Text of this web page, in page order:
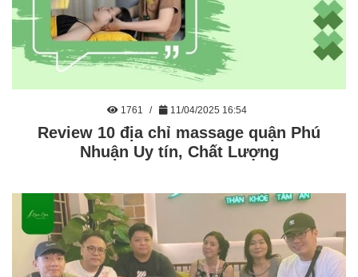
1761 11/04/2025 16:54
Review 10 địa chỉ massage quận Phú
Nhuận Uy tín, Chất Lượng